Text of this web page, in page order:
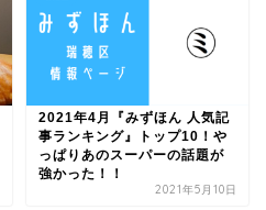
2021年4月『みずほん 人気記
事ランキング』トップ10！や
っぱりあのスーパーの話題が
強かった！！
2021年5月10日